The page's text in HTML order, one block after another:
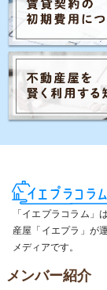
Posts navigation
「イエプラコラム」
産屋「イエプラ」が
メディアです。
メンバー紹介